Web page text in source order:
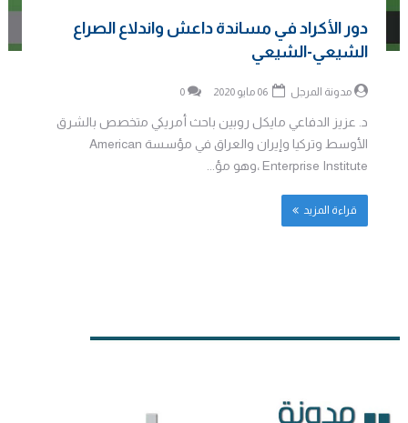
دور الأكراد في مساندة داعش واندلاع الصراع
الشيعي-الشيعي
مدونة المرجل 0
د. عزيز الدفاعي مايكل روبين باحث أمريكي متخصص بالشرق
الأوسط وتركيا وإيران والعراق في مؤسسة American
Enterprise Institute ،وهو مؤ...
قراءة المزيد